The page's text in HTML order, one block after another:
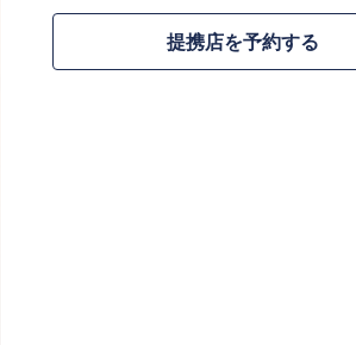
提携店を予約する